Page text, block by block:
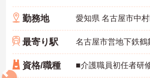
勤務地
最寄り駅
資格/職種